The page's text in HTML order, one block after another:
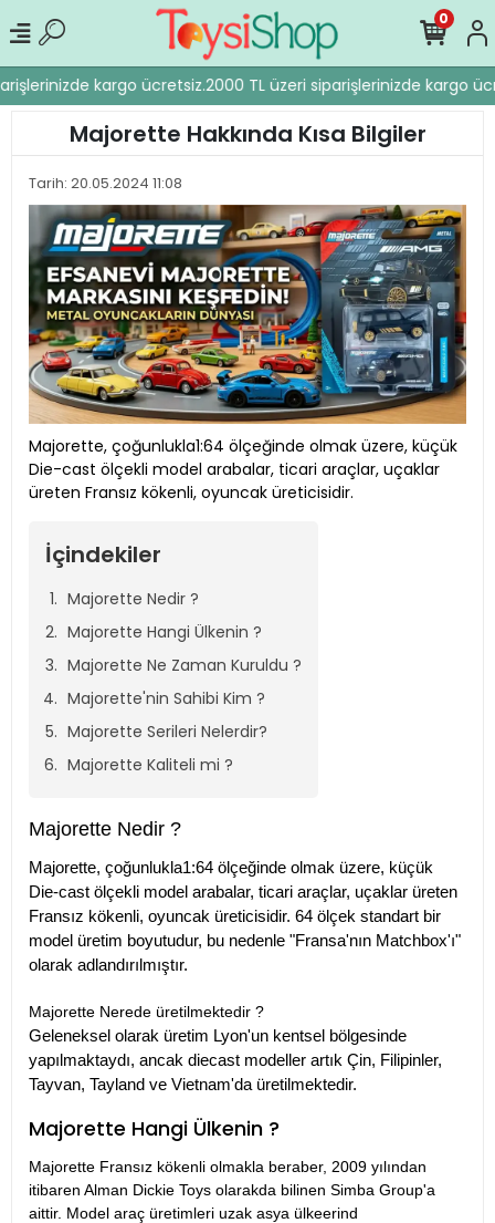
kargo ücretsiz.2000 TL üzeri siparişlerinizde kargo
0
Majorette Hakkında Kısa Bilgiler
Tarih: 20.05.2024 11:08
Majorette, çoğunlukla1:64 ölçeğinde olmak üzere, küçük
Die-cast ölçekli model arabalar, ticari araçlar, uçaklar
üreten Fransız kökenli, oyuncak üreticisidir.
İçindekiler
Majorette Nedir ?
Majorette Hangi Ülkenin ?
Majorette Ne Zaman Kuruldu ?
Majorette'nin Sahibi Kim ?
Majorette Serileri Nelerdir?
Majorette Kaliteli mi ?
Majorette Nedir ?
Majorette, çoğunlukla1:64 ölçeğinde olmak üzere, küçük
Die-cast ölçekli model arabalar, ticari araçlar, uçaklar üreten
Fransız kökenli, oyuncak üreticisidir. 64 ölçek standart bir
model üretim boyutudur, bu nedenle "Fransa'nın Matchbox'ı"
olarak adlandırılmıştır.
Majorette Nerede üretilmektedir ?
Geleneksel olarak üretim Lyon'un kentsel bölgesinde
yapılmaktaydı, ancak diecast modeller artık Çin, Filipinler,
Tayvan, Tayland ve Vietnam'da üretilmektedir.
Majorette Hangi Ülkenin ?
Majorette Fransız kökenli olmakla beraber, 2009 yılından
itibaren Alman Dickie Toys olarakda bilinen Simba Group'a
aittir. Model araç üretimleri uzak asya ülkeerind